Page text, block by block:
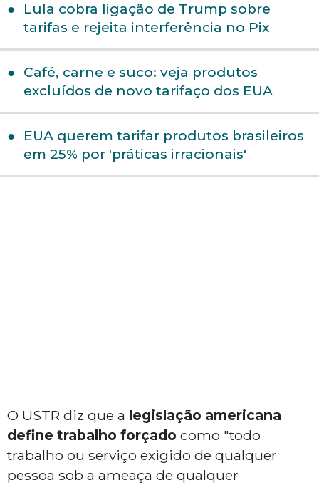
Lula cobra ligação de Trump sobre
tarifas e rejeita interferência no Pix
Café, carne e suco: veja produtos
excluídos de novo tarifaço dos EUA
EUA querem tarifar produtos brasileiros
em 25% por 'práticas irracionais'
O USTR diz que a legislação americana
define trabalho forçado como "todo
trabalho ou serviço exigido de qualquer
pessoa sob a ameaça de qualquer